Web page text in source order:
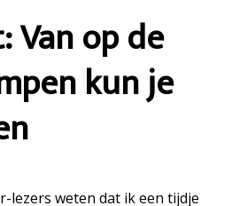
Van op de
kun je
lezers weten dat ik een tijdje